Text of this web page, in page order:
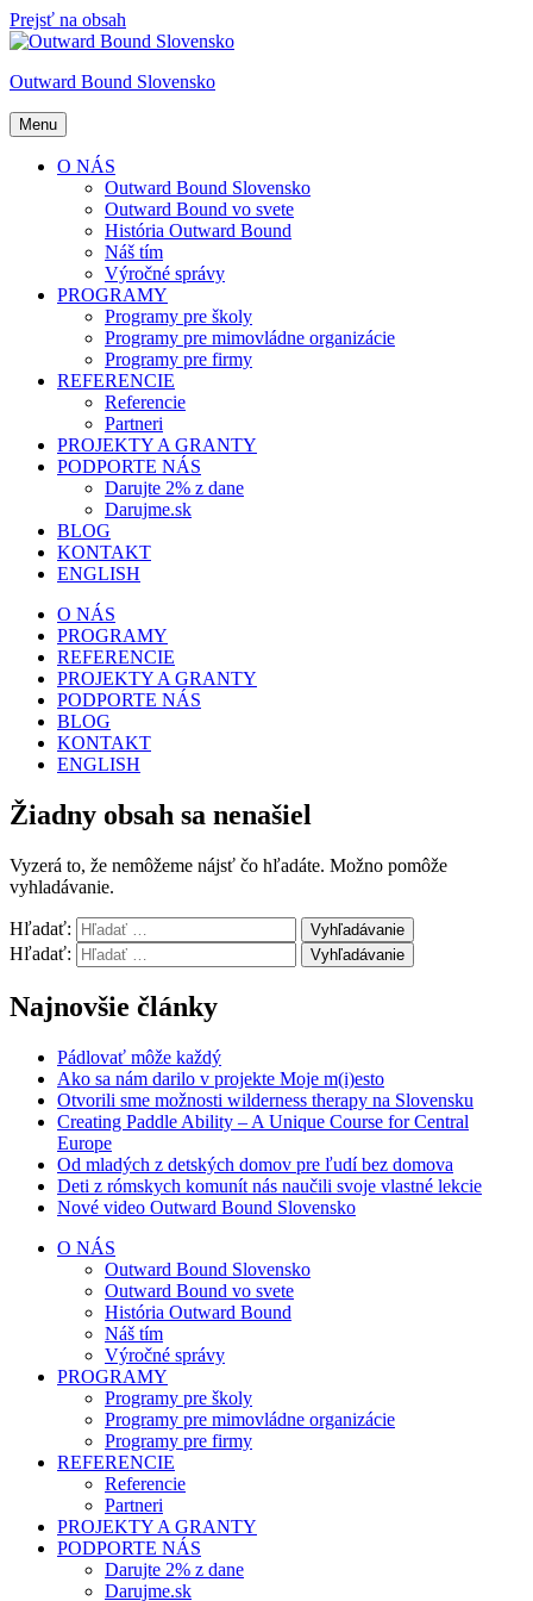
Prejsť na obsah
Outward Bound Slovensko
Menu
O NÁS
Outward Bound Slovensko
Outward Bound vo svete
História Outward Bound
Náš tím
Výročné správy
PROGRAMY
Programy pre školy
Programy pre mimovládne organizácie
Programy pre firmy
REFERENCIE
Referencie
Partneri
PROJEKTY A GRANTY
PODPORTE NÁS
Darujte 2% z dane
Darujme.sk
BLOG
KONTAKT
ENGLISH
O NÁS
PROGRAMY
REFERENCIE
PROJEKTY A GRANTY
PODPORTE NÁS
BLOG
KONTAKT
ENGLISH
Žiadny obsah sa nenašiel
Vyzerá to, že nemôžeme nájsť čo hľadáte. Možno pomôže
vyhladávanie.
Hľadať: Vyhľadávanie
Hľadať: Vyhľadávanie
Najnovšie články
Pádlovať môže každý
Ako sa nám darilo v projekte Moje m(i)esto
Otvorili sme možnosti wilderness therapy na Slovensku
Creating Paddle Ability – A Unique Course for Central
Europe
Od mladých z detských domov pre ľudí bez domova
Deti z rómskych komunít nás naučili svoje vlastné lekcie
Nové video Outward Bound Slovensko
O NÁS
Outward Bound Slovensko
Outward Bound vo svete
História Outward Bound
Náš tím
Výročné správy
PROGRAMY
Programy pre školy
Programy pre mimovládne organizácie
Programy pre firmy
REFERENCIE
Referencie
Partneri
PROJEKTY A GRANTY
PODPORTE NÁS
Darujte 2% z dane
Darujme.sk